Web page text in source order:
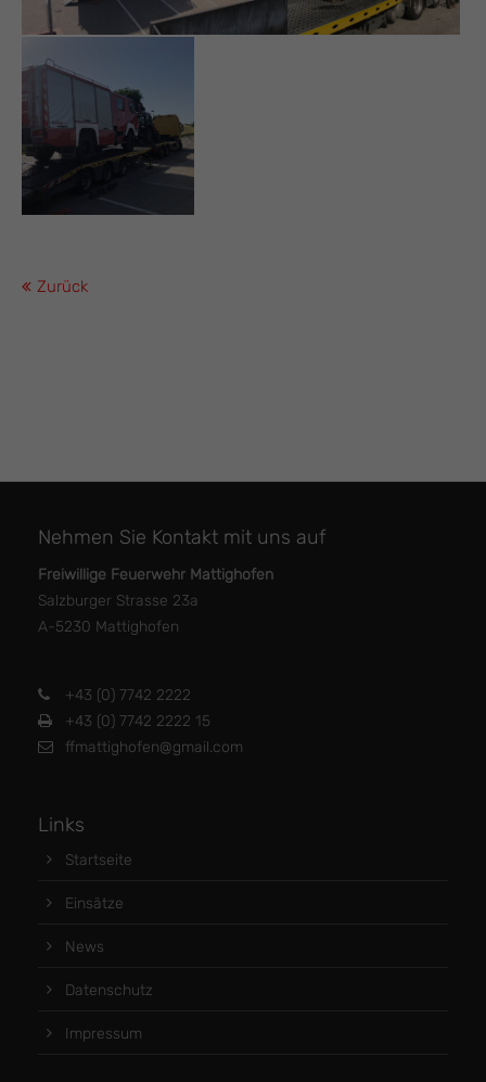
Zurück
Nehmen Sie Kontakt mit uns auf
Freiwillige Feuerwehr Mattighofen
Salzburger Strasse 23a
A-5230 Mattighofen
+43 (0) 7742 2222
+43 (0) 7742 2222 15
ffmattighofen@gmail.com
Links
Startseite
Einsätze
News
Datenschutz
Impressum